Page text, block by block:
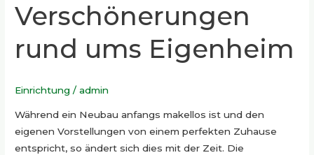
Verschönerungen
rund ums Eigenheim
Einrichtung /admin
Während ein Neubau anfangs makellos ist und den
eigenen Vorstellungen von einem perfekten Zuhause
entspricht, so ändert sich dies mit der Zeit. Die